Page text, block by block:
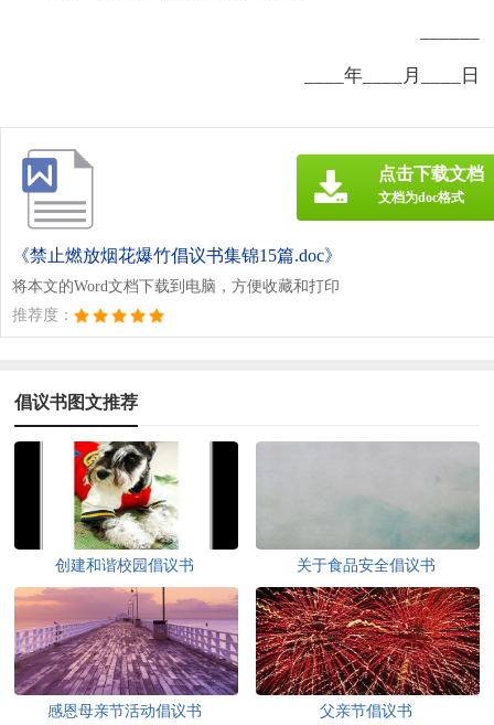
____年____月____日
《禁止燃放烟花爆竹倡议书集锦15篇.doc》
将本文的Word文档下载到电脑，方便收藏和打印
推荐度：
点击下载文档
文档为doc格式
倡议书图文推荐
创建和谐校园倡议书 关于食品安全倡议书
感恩母亲节活动倡议书 父亲节倡议书